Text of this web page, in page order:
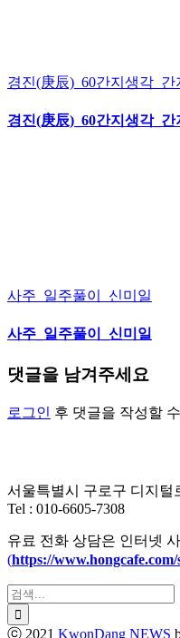
경진(庚辰)_60간지생각_간
경진(庚辰)_60간지생각_간
사주_일주풀이_신미일
사주_일주풀이_신미일
댓글을 남겨주세요
로그인 후 댓글을 작성할
서울특별시 구로구 디지털
Tel : 010-6605-7308
유료 전화 상담은 인터넷
(https://www.hongcafe.
검
색:
ⓒ 2021 KwonDang NEWS